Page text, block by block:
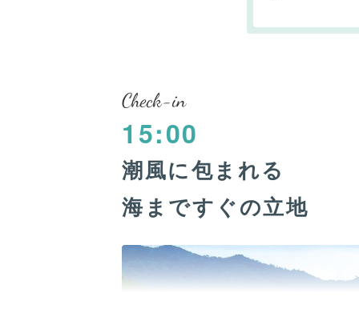
Check-in
15:00
潮風に包まれる
海まですぐの立地